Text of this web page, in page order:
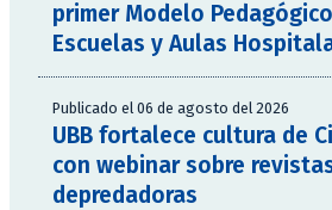
primer Modelo
Escuelas y Aulas
Publicado el 06 de agosto del 2026
UBB fortalece cultura de
con webinar sobre
depredadoras